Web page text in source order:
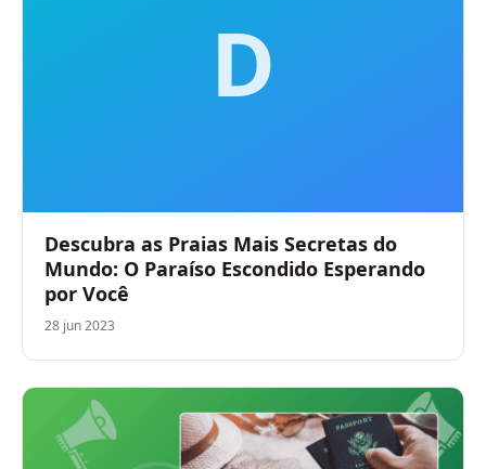
D
Descubra as Praias Mais Secretas do
Mundo: O Paraíso Escondido Esperando
por Você
28 jun 2023